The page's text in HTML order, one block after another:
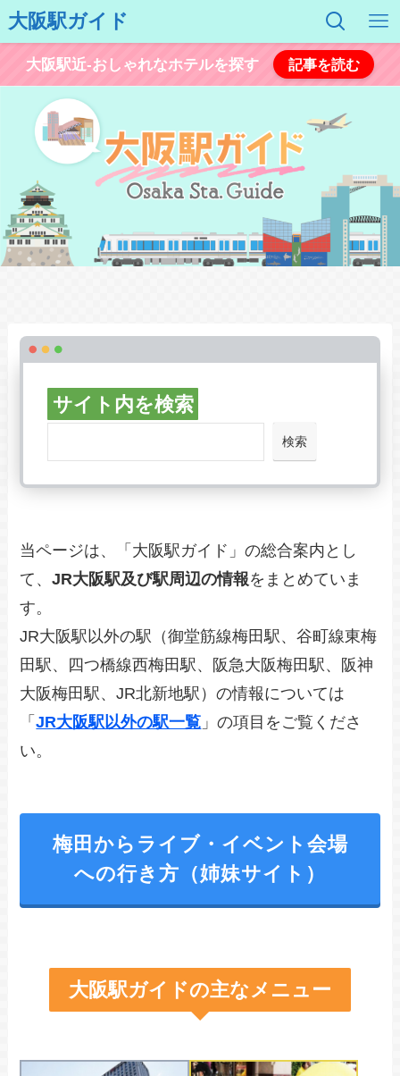
大阪駅ガイド
大阪駅近-おしゃれなホテルを探す 記事を読む
サイト内を検索
検索
当ページは、「大阪駅ガイド」の総合案内とし
て、JR大阪駅及び駅周辺の情報をまとめていま
す。
JR大阪駅以外の駅（御堂筋線梅田駅、谷町線東梅
田駅、四つ橋線西梅田駅、阪急大阪梅田駅、阪神
大阪梅田駅、JR北新地駅）の情報については
「JR大阪駅以外の駅一覧 」の項目をご覧くださ
い。
梅田からライブ・イベント会場
への行き方（姉妹サイト）
大阪駅ガイドの主なメニュー